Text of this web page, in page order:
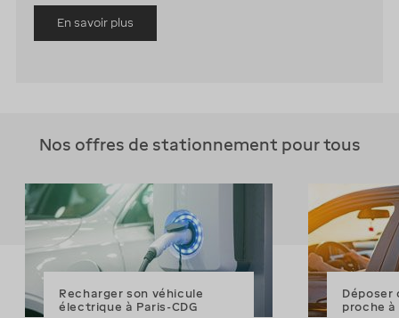
En savoir plus
Nos offres de stationnement pour tous
Recharger son véhicule
électrique à Paris-CDG
Déposer
proche à